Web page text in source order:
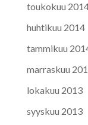
toukokuu
huhtikuu 2014
tammikuu
marraskuu
lokakuu 2013
syyskuu 2013